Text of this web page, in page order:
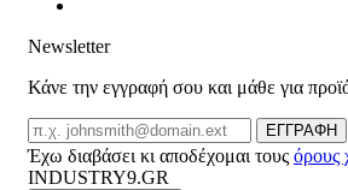
Newsletter
Κάνε την εγγραφή σου και μάθε για
Email
ΕΓΓΡΑΦΗ
Έχω διαβάσει κι αποδέχομαι τους όρους
INDUSTRY9.GR